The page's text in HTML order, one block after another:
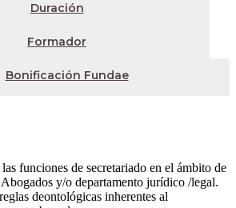
Duración
Formador
Bonificación Fundae
funciones de secretariado en el ámbito de
y/o departamento jurídico /legal.
deontológicas inherentes al